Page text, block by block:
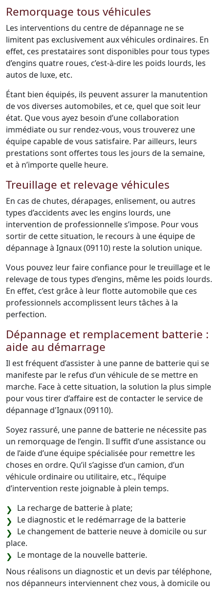
Remorquage tous véhicules
Les interventions du centre de dépannage ne se
limitent pas exclusivement aux véhicules ordinaires. En
effet, ces prestataires sont disponibles pour tous types
d’engins quatre roues, c’est-à-dire les poids lourds, les
autos de luxe, etc.
Étant bien équipés, ils peuvent assurer la manutention
de vos diverses automobiles, et ce, quel que soit leur
état. Que vous ayez besoin d’une collaboration
immédiate ou sur rendez-vous, vous trouverez une
équipe capable de vous satisfaire. Par ailleurs, leurs
prestations sont offertes tous les jours de la semaine,
et à n’importe quelle heure.
Treuillage et relevage véhicules
En cas de chutes, dérapages, enlisement, ou autres
types d’accidents avec les engins lourds, une
intervention de professionnelle s’impose. Pour vous
sortir de cette situation, le recours à une équipe de
dépannage à Ignaux (09110) reste la solution unique.
Vous pouvez leur faire confiance pour le treuillage et le
relevage de tous types d’engins, même les poids lourds.
En effet, c’est grâce à leur flotte automobile que ces
professionnels accomplissent leurs tâches à la
perfection.
Dépannage et remplacement batterie :
aide au démarrage
Il est fréquent d’assister à une panne de batterie qui se
manifeste par le refus d’un véhicule de se mettre en
marche. Face à cette situation, la solution la plus simple
pour vous tirer d’affaire est de contacter le service de
dépannage d'Ignaux (09110).
Soyez rassuré, une panne de batterie ne nécessite pas
un remorquage de l’engin. Il suffit d’une assistance ou
de l’aide d’une équipe spécialisée pour remettre les
choses en ordre. Qu’il s’agisse d’un camion, d’un
véhicule ordinaire ou utilitaire, etc., l’équipe
d’intervention reste joignable à plein temps.
La recharge de batterie à plate;
Le diagnostic et le redémarrage de la batterie
Le changement de batterie neuve à domicile ou sur
place.
Le montage de la nouvelle batterie.
Nous réalisons un diagnostic et un devis par téléphone,
nos dépanneurs interviennent chez vous, à domicile ou